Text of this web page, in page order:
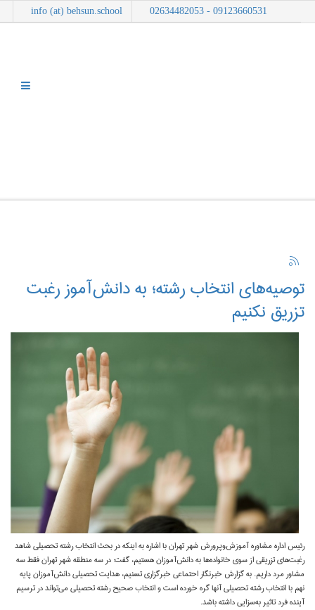
09123660531 - 02634482053
info (at) behsun.school
توصیه‌های انتخاب رشته؛ به دانش‌آموز رغبت
تزریق نکنیم
رئیس اداره مشاوره آموزش‌وپرورش شهر تهران با اشاره به اینکه در بحث انتخاب رشته تحصیلی شاهد
رغبت‌های تزریقی از سوی خانواده‌‌ها به دانش‌آموزان هستیم، گفت: در سه منطقه شهر تهران فقط سه
مشاور مرد داریم. به گزارش خبرنگار احتماعی خبرگزاری تسنیم، هدایت تحصیلی دانش‌آموزان پایه
نهم با انتخاب رشته تحصیلی آنها گره خورده است و انتخاب صحیح رشته تحصیلی می‌تواند در ترسیم
آینده فرد تاثیر به‌سزایی داشته باشد.